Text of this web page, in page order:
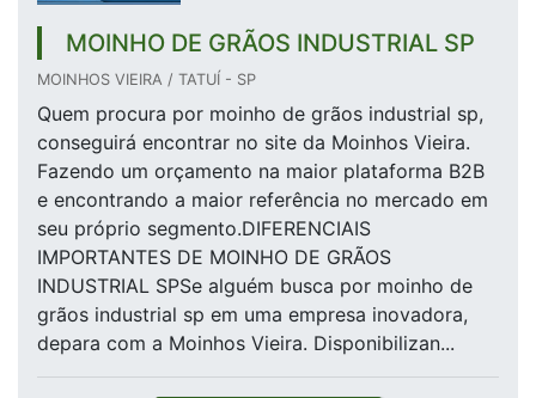
MOINHO DE GRÃOS INDUSTRIAL SP
MOINHOS VIEIRA / TATUÍ - SP
Quem procura por moinho de grãos industrial sp,
conseguirá encontrar no site da Moinhos Vieira.
Fazendo um orçamento na maior plataforma B2B
e encontrando a maior referência no mercado em
seu próprio segmento.DIFERENCIAIS
IMPORTANTES DE MOINHO DE GRÃOS
INDUSTRIAL SPSe alguém busca por moinho de
grãos industrial sp em uma empresa inovadora,
depara com a Moinhos Vieira. Disponibilizan...